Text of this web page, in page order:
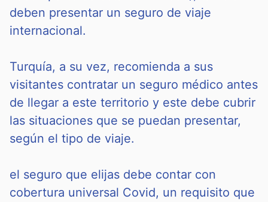
deben presentar un seguro de viaje
internacional.
Turquía, a su vez, recomienda a sus
visitantes contratar un seguro médico antes
de llegar a este territorio y este debe cubrir
las situaciones que se puedan presentar,
según el tipo de viaje.
el seguro que elijas debe contar con
cobertura universal Covid, un requisito que